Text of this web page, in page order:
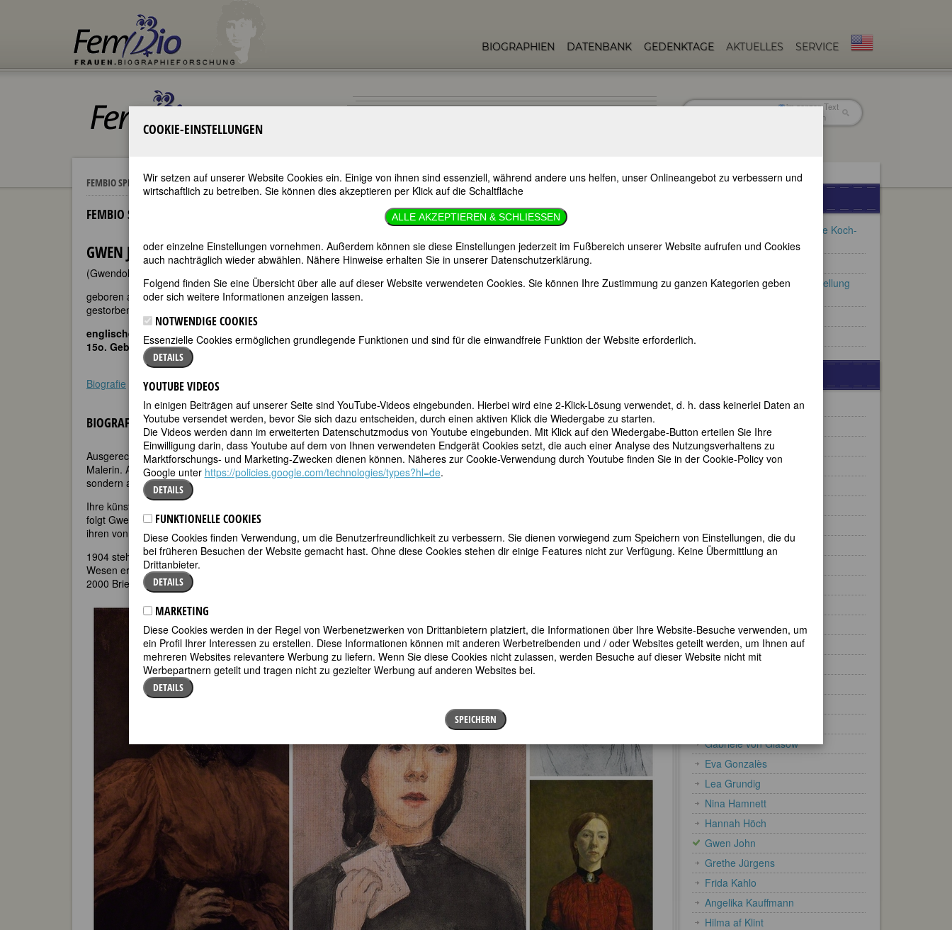
BIOGRAPHIEN DATENBANK GEDENKTAGE AKTUELLES SERVICE
im ganzen Text
nur in Titeln
FEMBIO SPECIALS BERÜHMTE MALERINNEN Gwen John
FEMBIO SPECIAL: BERÜHMTE MALERINNEN
GWEN JOHN
(Gwendolen Mary John)
geboren am 22. Juni 1876 in Haverfordwest, Wales
gestorben am 13. September 1939 in Dieppe, Frankreich
englische Malerin
15o. Geburtstag am 22. Juni 2026
Biografie Weblinks• Literatur & Quellen
BIOGRAFIE
Ausgerechnet Gwens jüngerer und zunächst berühmterer Bruder Augustus hat immer behauptet, sie sei die viel bessere
Malerin. Aber die öffentliche Anerkennung ihrer Arbeiten ließ lange auf sich warten – was sicher nicht an deren Qualität lag,
sondern an der besonderen Arbeits- und Lebensweise von Gwen John.
Ihre künstlerisch begabte Mutter stirbt früh, und Gwen und Augustus streifen, nie ohne ihre Skizzenblöcke, frei umher. 1895
folgt Gwen dem Bruder für drei Jahre an die Londoner Slade School, vier Monate Malstudien bei Whistler in Paris entwickeln
ihren von ihm gerühmten und lebenslang sich verfeinernden Sinn für Farbtönungen.
1904 steht Gwen dem alten Rodin in Paris Modell, und es entsteht eine Liebesbeziehung, deren Intensität Gwens ganzes
Wesen ergreift. Bald aber wird Gwens Leidenschaft ihm lästig. Immer seltener darf sie ihn sehen, bis 1917 schreibt sie ihm
2000 Briefe – als »your obedient little model« – Marie oder Maria, niemals als Gwen.
FemBiografien von Swantje Koch-
Kanz (1939-2022)
Künstlerinnen - Eine Ausstellung
Anna Ancher
Kenojuak Ashevak
Marie Bashkirtseff
Vanessa Bell
Emily Carr
Élisabeth Sophie Chéron
Cécile Douard
Marie Ellenrieder
Gabriele von Glasow
Eva Gonzalès
Lea Grundig
Nina Hamnett
Hannah Höch
Gwen John
Grethe Jürgens
Frida Kahlo
Angelika Kauffmann
Hilma af Klint
COOKIE-EINSTELLUNGEN
Wir setzen auf unserer Website Cookies ein. Einige von ihnen sind essenziell, während andere uns helfen, unser Onlineangebot zu verbessern und
wirtschaftlich zu betreiben. Sie können dies akzeptieren per Klick auf die Schaltfläche
ALLE AKZEPTIEREN & SCHLIESSEN
oder einzelne Einstellungen vornehmen. Außerdem können sie diese Einstellungen jederzeit im Fußbereich unserer Website aufrufen und Cookies
auch nachträglich wieder abwählen. Nähere Hinweise erhalten Sie in unserer Datenschutzerklärung.
Folgend finden Sie eine Übersicht über alle auf dieser Website verwendeten Cookies. Sie können Ihre Zustimmung zu ganzen Kategorien geben
oder sich weitere Informationen anzeigen lassen.
NOTWENDIGE COOKIES
Essenzielle Cookies ermöglichen grundlegende Funktionen und sind für die einwandfreie Funktion der Website erforderlich.
DETAILS
YOUTUBE VIDEOS
In einigen Beiträgen auf unserer Seite sind YouTube-Videos eingebunden. Hierbei wird eine 2-Klick-Lösung verwendet, d. h. dass keinerlei Daten an
Youtube versendet werden, bevor Sie sich dazu entscheiden, durch einen aktiven Klick die Wiedergabe zu starten.
Die Videos werden dann im erweiterten Datenschutzmodus von Youtube eingebunden. Mit Klick auf den Wiedergabe-Button erteilen Sie Ihre
Einwilligung darin, dass Youtube auf dem von Ihnen verwendeten Endgerät Cookies setzt, die auch einer Analyse des Nutzungsverhaltens zu
Marktforschungs- und Marketing-Zwecken dienen können. Näheres zur Cookie-Verwendung durch Youtube finden Sie in der Cookie-Policy von
Google unter https://policies.google.com/technologies/types?hl=de.
DETAILS
FUNKTIONELLE COOKIES
Diese Cookies finden Verwendung, um die Benutzerfreundlichkeit zu verbessern. Sie dienen vorwiegend zum Speichern von Einstellungen, die du
bei früheren Besuchen der Website gemacht hast. Ohne diese Cookies stehen dir einige Features nicht zur Verfügung. Keine Übermittlung an
Drittanbieter.
DETAILS
MARKETING
Diese Cookies werden in der Regel von Werbenetzwerken von Drittanbietern platziert, die Informationen über Ihre Website-Besuche verwenden, um
ein Profil Ihrer Interessen zu erstellen. Diese Informationen können mit anderen Werbetreibenden und / oder Websites geteilt werden, um Ihnen auf
mehreren Websites relevantere Werbung zu liefern. Wenn Sie diese Cookies nicht zulassen, werden Besuche auf dieser Website nicht mit
Werbepartnern geteilt und tragen nicht zu gezielter Werbung auf anderen Websites bei.
DETAILS
SPEICHERN